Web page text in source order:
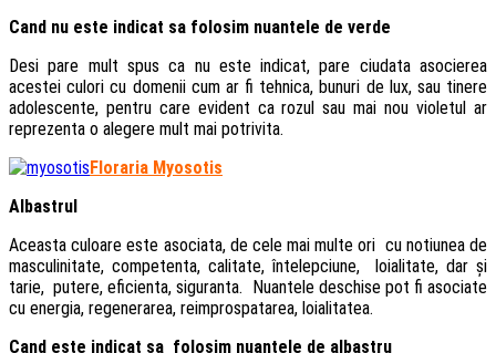
Cand nu este indicat sa folosim nuantele de verde
Desi pare mult spus ca nu este indicat, pare ciudata asocierea
acestei culori cu domenii cum ar fi tehnica, bunuri de lux, sau tinere
adolescente, pentru care evident ca rozul sau mai nou violetul ar
reprezenta o alegere mult mai potrivita.
Floraria Myosotis
Albastrul
Aceasta culoare este asociata, de cele mai multe ori cu notiunea de
masculinitate, competenta, calitate, întelepciune, loialitate, dar și
tarie, putere, eficienta, siguranta. Nuantele deschise pot fi asociate
cu energia, regenerarea, reimprospatarea, loialitatea.
Cand este indicat sa folosim nuantele de albastru